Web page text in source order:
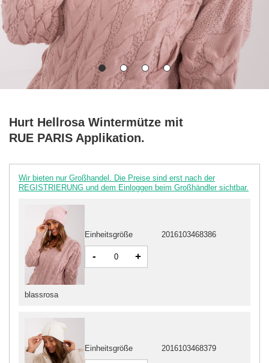
Hurt Hellrosa Wintermütze mit
RUE PARIS Applikation.
Wir bieten nur Großhandel. Die Preise sind erst nach der
REGISTRIERUNG und dem Einloggen beim Großhändler sichtbar.
Einheitsgröße 2016103468379
blassrosa
Einheitsgröße 2016103468386
- +